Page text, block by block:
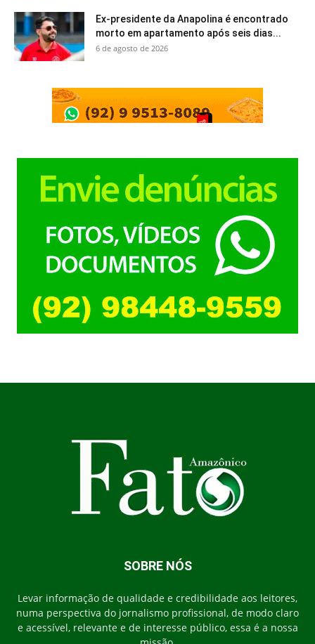
Ex-presidente da Anapolina é encontrado
morto em apartamento após seis dias...
6 de agosto de 2026
SOBRE NÓS
Levar informação de qualidade e credibilidade aos leitores,
numa perspectiva do jornalismo profissional, de modo claro
e acessível, relevante e de interesse público, essa é a nossa